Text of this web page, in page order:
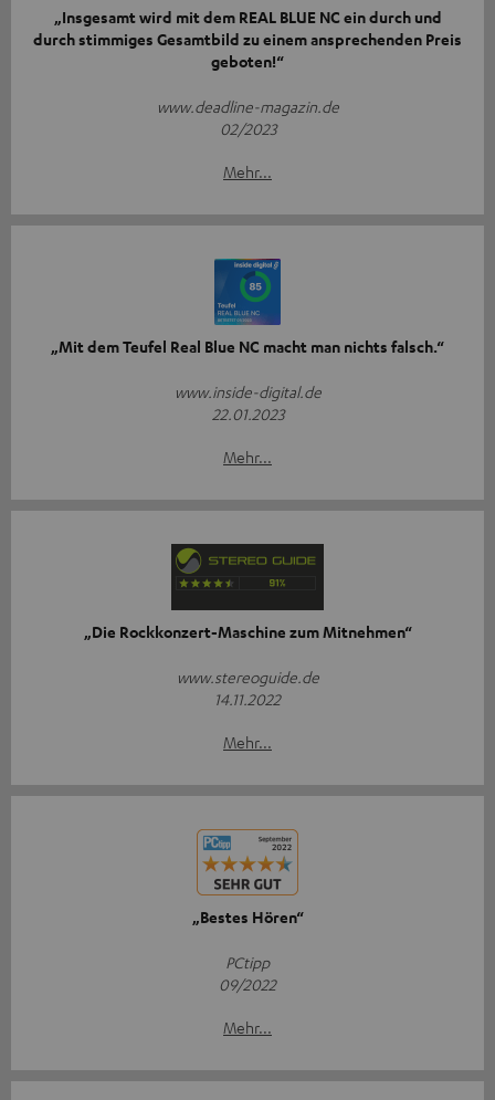
„Insgesamt wird mit dem REAL BLUE NC ein durch und
durch stimmiges Gesamtbild zu einem ansprechenden Preis
geboten!“
www.deadline-magazin.de
02/2023
Mehr...
„Mit dem Teufel Real Blue NC macht man nichts falsch.“
www.inside-digital.de
22.01.2023
Mehr...
„Die Rockkonzert-Maschine zum Mitnehmen“
www.stereoguide.de
14.11.2022
Mehr...
„Bestes Hören“
PCtipp
09/2022
Mehr...